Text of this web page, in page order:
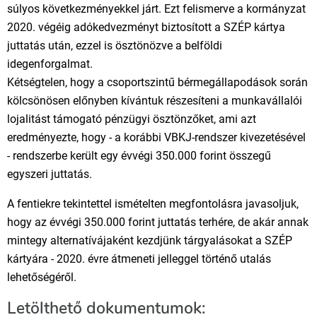
súlyos következményekkel járt. Ezt felismerve a kormányzat
2020. végéig adókedvezményt biztosított a SZÉP kártya
juttatás után, ezzel is ösztönözve a belföldi
idegenforgalmat.
Kétségtelen, hogy a csoportszintű bérmegállapodások során
kölcsönösen előnyben kívántuk részesíteni a munkavállalói
lojalitást támogató pénzügyi ösztönzőket, ami azt
eredményezte, hogy - a korábbi VBKJ-rendszer kivezetésével
- rendszerbe került egy évvégi 350.000 forint összegű
egyszeri juttatás.
A fentiekre tekintettel ismételten megfontolásra javasoljuk,
hogy az évvégi 350.000 forint juttatás terhére, de akár annak
mintegy alternatívájaként kezdjünk tárgyalásokat a SZÉP
kártyára - 2020. évre átmeneti jelleggel történő utalás
lehetőségéről.
Letölthető dokumentumok: